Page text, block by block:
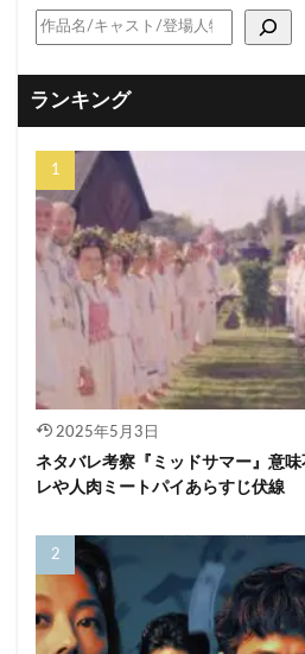
ランキング
2025年5月3日
ネタバレ考察『ミッドサマー』意
レや人肉ミートパイあらすじ伏線